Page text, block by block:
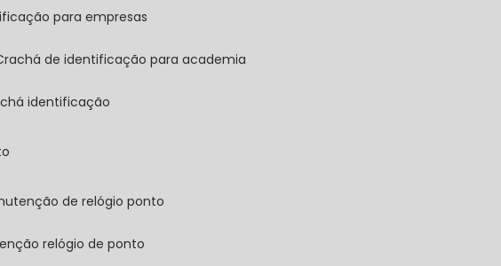
para empresas
crachá de identificação para academia
identificação
de relógio ponto
relógio de ponto